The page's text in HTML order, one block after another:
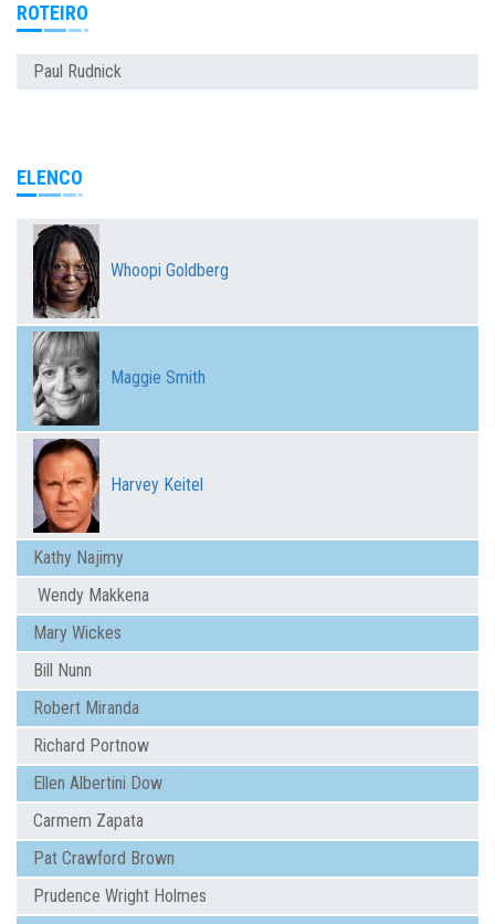
ROTEIRO
Paul Rudnick
ELENCO
Whoopi Goldberg
Maggie Smith
Harvey Keitel
Kathy Najimy
Wendy Makkena
Mary Wickes
Bill Nunn
Robert Miranda
Richard Portnow
Ellen Albertini Dow
Carmem Zapata
Pat Crawford Brown
Prudence Wright Holmes